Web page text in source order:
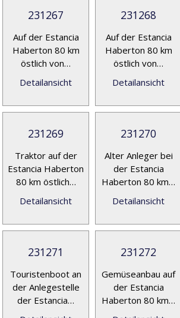
231267
Auf der Estancia
Haberton 80 km
östlich von…
Detailansicht
231268
Auf der Estancia
Haberton 80 km
östlich von…
Detailansicht
231269
Traktor auf der
Estancia Haberton
80 km östlich…
Detailansicht
231270
Alter Anleger bei
der Estancia
Haberton 80 km…
Detailansicht
231271
Touristenboot an
der Anlegestelle
der Estancia…
231272
Gemüseanbau auf
der Estancia
Haberton 80 km…